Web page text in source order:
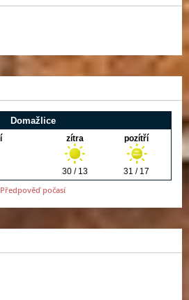
Předpověď počasí